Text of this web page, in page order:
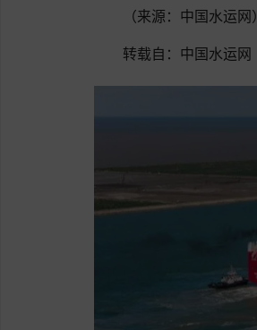
（来源：中国水运网）
转载自：中国水运网